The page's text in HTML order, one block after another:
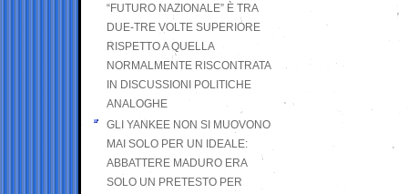
“FUTURO NAZIONALE” È TRA
DUE-TRE VOLTE SUPERIORE
RISPETTO A QUELLA
NORMALMENTE RISCONTRATA
IN DISCUSSIONI POLITICHE
ANALOGHE
GLI YANKEE NON SI MUOVONO
MAI SOLO PER UN IDEALE:
ABBATTERE MADURO ERA
SOLO UN PRETESTO PER